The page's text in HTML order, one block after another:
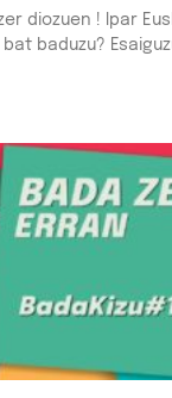
diozuen ! Ipar
baduzu?